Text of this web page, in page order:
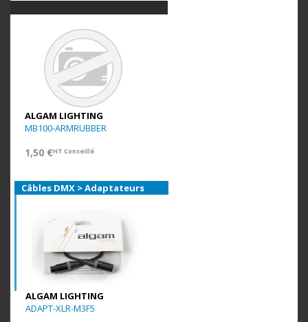
ALGAM LIGHTING
MB100-ARMRUBBER
1,50 €HT Conseillé
Câbles DMX > Adaptateurs
ALGAM LIGHTING
ADAPT-XLR-M3F5